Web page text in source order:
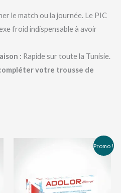
le match ou la journée. Le PIC
froid indispensable à avoir
: Rapide sur toute la Tunisie.
votre trousse de
Promo !
د.ت 14,000.
prix